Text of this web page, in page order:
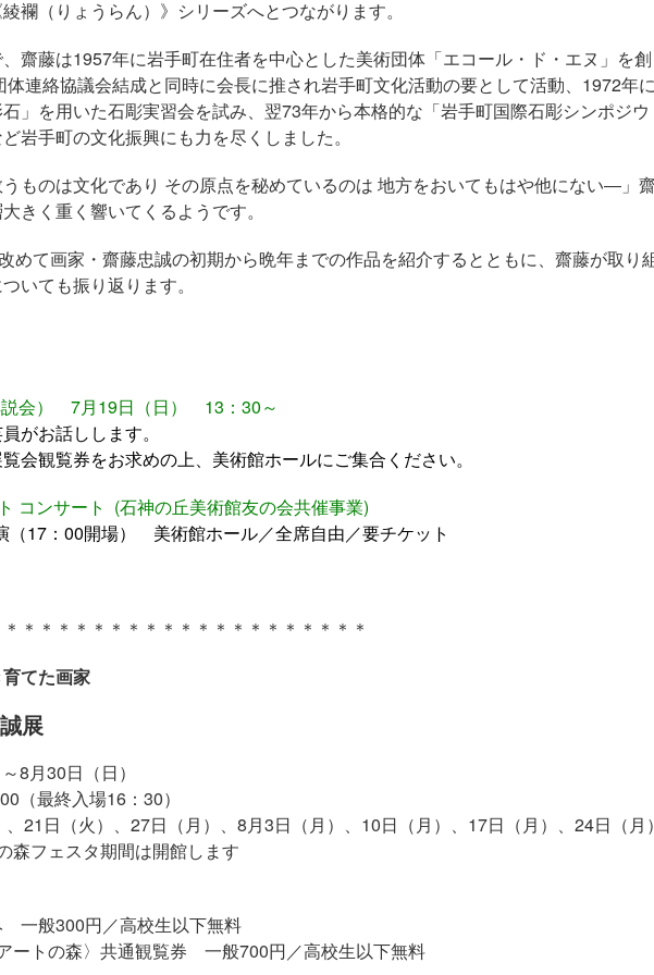
襴（りょうらん）》シリーズへとつながります。
齋藤は1957年に岩手町在住者を中心とした美術団体「エコール・ド・エヌ」を創
連絡協議会結成と同時に会長に推され岩手町文化活動の要として活動、1972年
」を用いた石彫実習会を試み、翌73年から本格的な「岩手町国際石彫シンポジウ
岩手町の文化振興にも力を尽くしました。
うものは文化であり その原点を秘めているのは 地方をおいてもはや他にない―」
きく重く響いてくるようです。
めて画家・齋藤忠誠の初期から晩年までの作品を紹介するとともに、齋藤が取り
いても振り返ります。
説会） 7月19日（日） 13：30～
がお話しします。
会観覧券をお求めの上、美術館ホールにご集合ください。
コンサート (石神の丘美術館友の会共催事業)
（17：00開場） 美術館ホール／全席自由／要チケット
＊＊＊＊＊＊＊＊＊＊＊＊＊＊＊＊＊＊＊＊
てた画家
展
8月30日（日）
（最終入場16：30）
21日（火）、27日（月）、8月3日（月）、10日（月）、17日（月）、24日（月）
スタ期間は開館します
一般300円／高校生以下無料
ートの森〉共通観覧券 一般700円／高校生以下無料